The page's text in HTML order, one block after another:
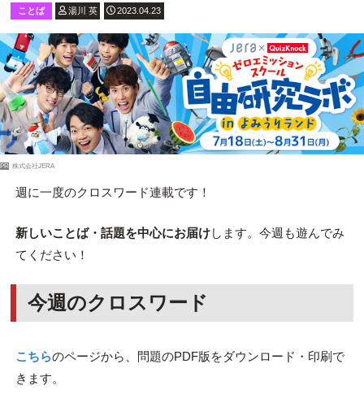
ことば 湯川 英 2023.04.23
PR 株式会社JERA
週に一度のクロスワード連載です！
新しいことば・話題を中心にお届けします。今週も遊んでみ
てください！
今週のクロスワード
こちらのページから、問題のPDF版をダウンロード・印刷で
きます。